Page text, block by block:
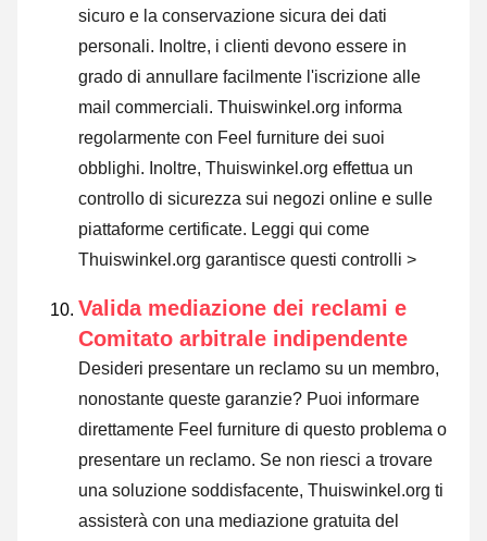
sicuro e la conservazione sicura dei dati
personali. Inoltre, i clienti devono essere in
grado di annullare facilmente l'iscrizione alle
mail commerciali. Thuiswinkel.org informa
regolarmente con Feel furniture dei suoi
obblighi. Inoltre, Thuiswinkel.org effettua un
controllo di sicurezza sui negozi online e sulle
piattaforme certificate. Leggi qui come
Thuiswinkel.org garantisce questi controlli >
Valida mediazione dei reclami e
Comitato arbitrale indipendente
Desideri presentare un reclamo su un membro,
nonostante queste garanzie? Puoi informare
direttamente Feel furniture di questo problema o
presentare un reclamo. Se non riesci a trovare
una soluzione soddisfacente, Thuiswinkel.org ti
assisterà con una mediazione gratuita del